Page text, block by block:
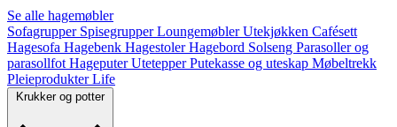
Se alle hagemøbler
Sofagrupper SpisegrupperLoungemøblerUtekjøkken Cafésett
Hagesofa Hagebenk HagestolerHagebord Solseng Parasoller og
parasollfot HageputerUtetepperPutekasse og uteskap Møbeltrekk
PleieprodukterLife
Krukker og potter